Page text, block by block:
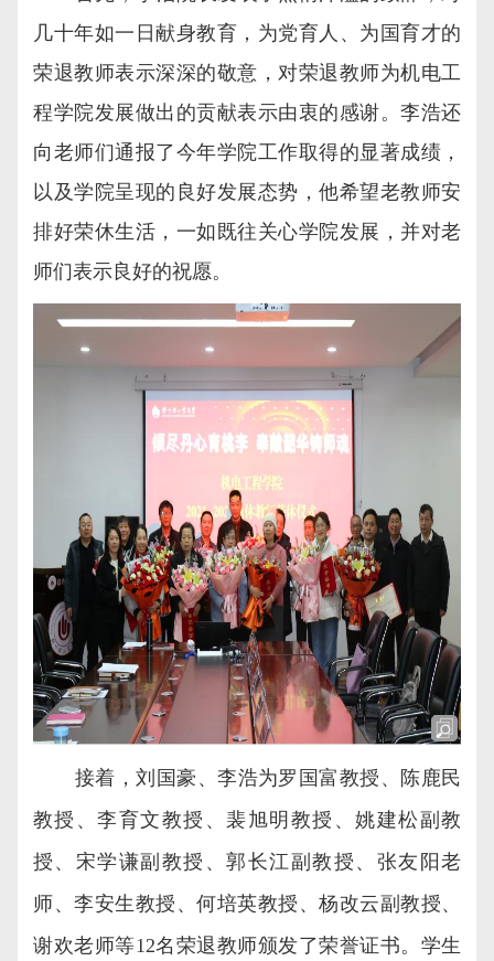
几十年如一日献身教育，为党育人、为国育才的
荣退教师表示深深的敬意，对荣退教师为机电工
程学院发展做出的贡献表示由衷的感谢。李浩还
向老师们通报了今年学院工作取得的显著成绩，
以及学院呈现的良好发展态势，他希望老教师安
排好荣休生活，一如既往关心学院发展，并对老
师们表示良好的祝愿。
接着，刘国豪、李浩为罗国富教授、陈鹿民
教授、李育文教授 、裴旭明教授、姚建松副教
授、宋学谦副教授、郭长江副教授、张友阳老
师、李安生教授、何培英教授、杨改云副教授、
谢欢老师等12名荣退教师颁发了荣誉证书。学生